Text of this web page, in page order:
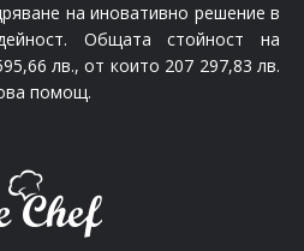
на иновативно решение в
Общата стойност на
лв., от които 207 297,83 лв.
помощ.